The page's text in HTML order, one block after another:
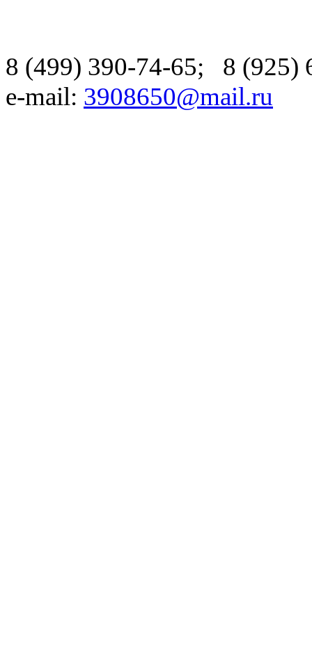
8 (499) 390-74-65; 8 (925)
e-mail: 3908650@mail.ru